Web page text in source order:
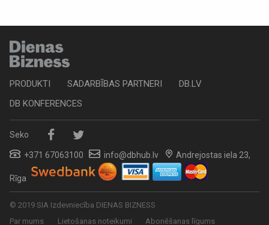
PRODUKTI SADARBĪBAS PARTNERI
DB.LV
DB KONFERENCES
Seko
+371 67063100 info@dbhub.lv Andrejostas iela 23,
Rīga
© 2019 SIA Izdevniecība DIENAS BIZNESS
Par mums
Lietošanas noteikumi Abonēšanas līgums